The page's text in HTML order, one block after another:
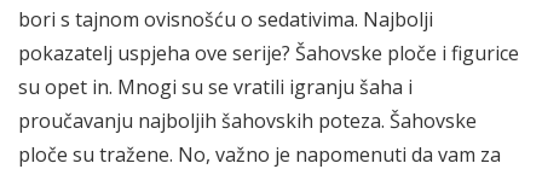
bori s tajnom ovisnošću o sedativima. Najbolji
pokazatelj uspjeha ove serije? Šahovske ploče i figurice
su opet in. Mnogi su se vratili igranju šaha i
proučavanju najboljih šahovskih poteza. Šahovske
ploče su tražene. No, važno je napomenuti da vam za